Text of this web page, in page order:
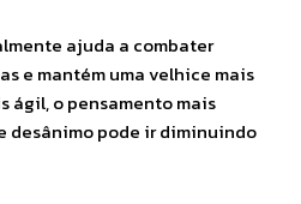
ajuda a combater
e mantém uma velhice mais
ágil, o pensamento mais
desânimo pode ir diminuindo